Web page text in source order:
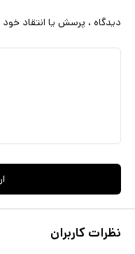
دیدگاه ، پرسش یا انتقاد خود
نظرات کاربران